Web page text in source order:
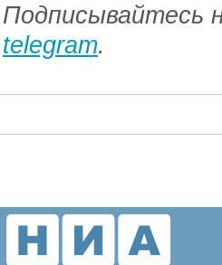
Подписывайтесь
telegram.